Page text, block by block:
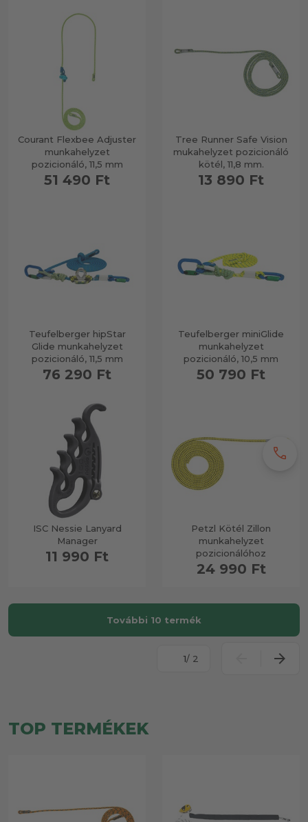
Courant Flexbee Adjuster
munkahelyzet
pozicionáló, 11,5 mm
51 490 Ft
Tree Runner Safe Vision
mukahelyzet pozicionáló
kötél, 11,8 mm.
13 890 Ft
Teufelberger hipStar
Glide munkahelyzet
pozicionáló, 11,5 mm
76 290 Ft
Teufelberger miniGlide
munkahelyzet
pozicionáló, 10,5 mm
50 790 Ft
ISC Nessie Lanyard
Manager
11 990 Ft
Petzl Kötél Zillon
munkahelyzet
pozicionálóhoz
24 990 Ft
További 10 termék
/ 2
TOP TERMÉKEK
call